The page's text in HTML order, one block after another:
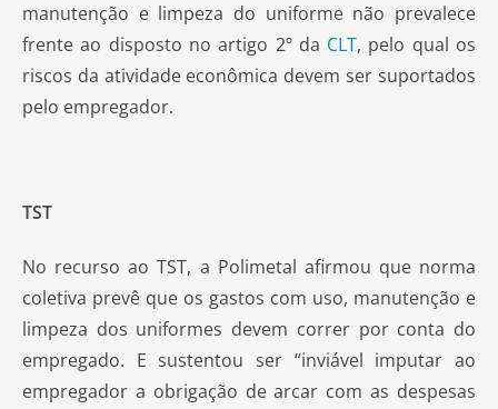
manutenção e limpeza do uniforme não prevalece
frente ao disposto no artigo 2º da CLT, pelo qual os
riscos da atividade econômica devem ser suportados
pelo empregador.
TST
No recurso ao TST, a Polimetal afirmou que norma
coletiva prevê que os gastos com uso, manutenção e
limpeza dos uniformes devem correr por conta do
empregado. E sustentou ser “inviável imputar ao
empregador a obrigação de arcar com as despesas